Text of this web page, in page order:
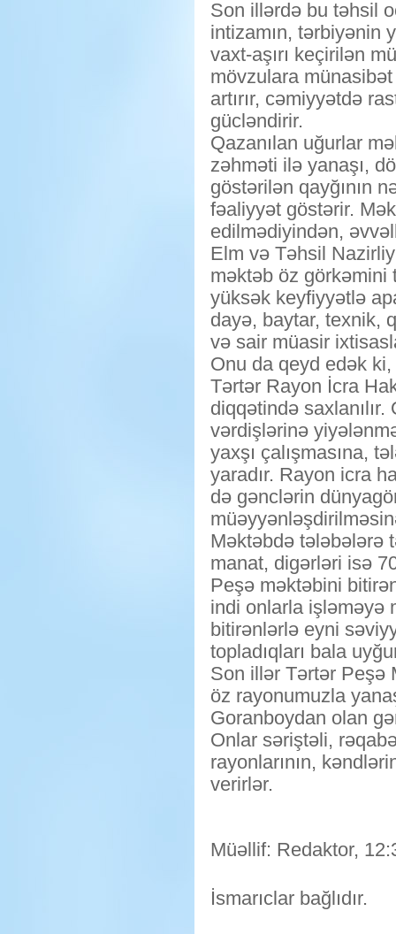
Son illərdə bu təhsil
intizamın, tərbiyənin
vaxt-aşırı keçirilən
mövzulara münasibət
artırır, cəmiyyətdə
gücləndirir.
Qazanılan uğurlar
zəhməti ilə yanaşı,
göstərilən qayğının
fəaliyyət göstərir.
edilmədiyindən,
Elm və Təhsil
məktəb öz görkəmini
yüksək keyfiyyətlə
dayə, baytar, texnik,
və sair müasir
Onu da qeyd edək
Tərtər Rayon İcra
diqqətində
vərdişlərinə
yaxşı çalışmasına,
yaradır. Rayon icra
də gənclərin
Məktəbdə tələbələrə
manat, digərləri isə
Peşə məktəbini
indi onlarla işləməyə
bitirənlərlə eyni
topladıqları bala
Son illər Tərtər Peşə
öz rayonumuzla
Goranboydan olan
Onlar səriştəli,
rayonlarının,
verirlər.
Müəllif: Redaktor,
İsmarıclar bağlıdır.